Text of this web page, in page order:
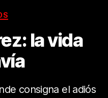
la vida
consigna el adiós